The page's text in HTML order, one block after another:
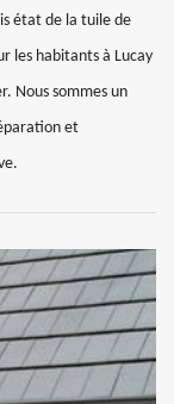
état de la tuile de
les habitants à Lucay
Nous sommes un
et